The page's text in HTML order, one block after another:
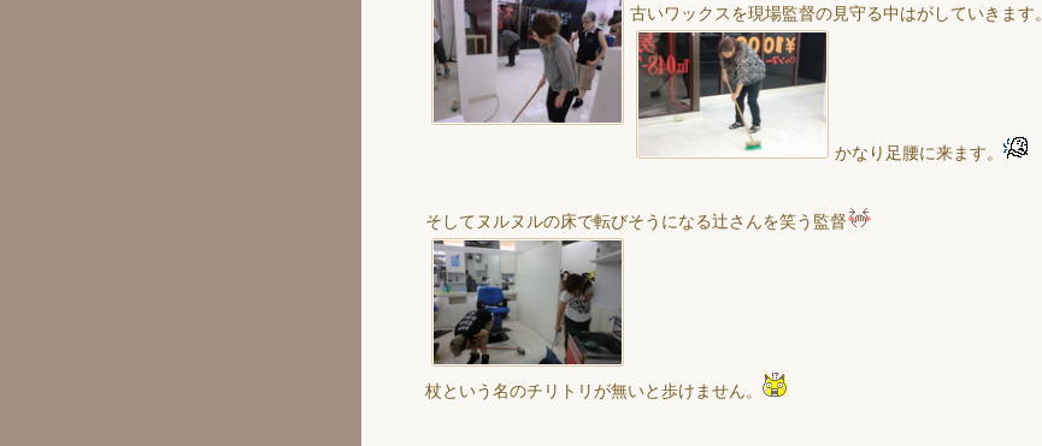
古いワックスを現場監督の見守る中はがしていきます。
かなり足腰に来ます。
そしてヌルヌルの床で転びそうになる辻さんを笑う監督
杖という名のチリトリが無いと歩けません。